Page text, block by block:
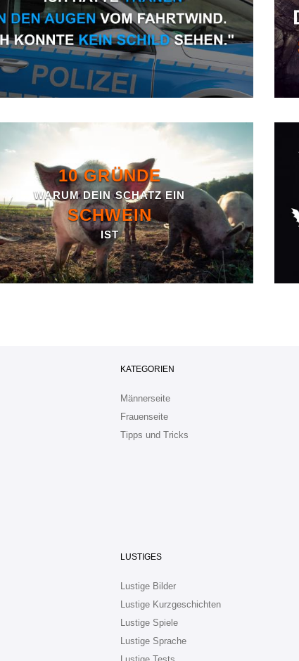
10 GRÜNDE
WARUM DEIN SCHATZ EIN
SCHWEIN
IST
KATEGORIEN
Männerseite
Frauenseite
Tipps und Tricks
LUSTIGES
Lustige Bilder
Lustige Kurzgeschichten
Lustige Spiele
Lustige Sprache